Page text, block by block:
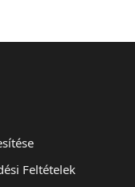
Feltételek